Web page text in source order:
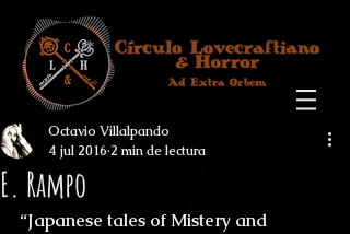
E. Rampo
Octavio Villalpando
4 jul 2016 2 min de lectura
“Japanese tales of Mistery and